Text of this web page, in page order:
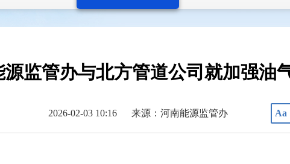
源监管办与北方管道公司就加强油
2026-02-03 10:16 来源：河南能源监管办 Aa